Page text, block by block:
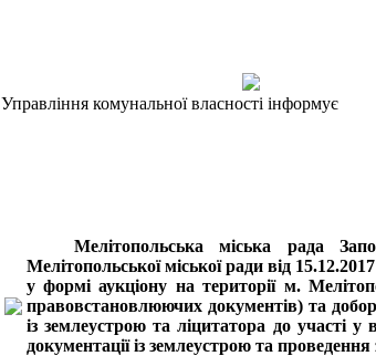
Управління комунальної власності інформує
Мелітопольська міська рада
Мелітопольської міської ради від
у формі аукціону на території м.
правовстановлюючих документів) та
із землеустрою та ліцитатора до участі
документації із землеустрою та